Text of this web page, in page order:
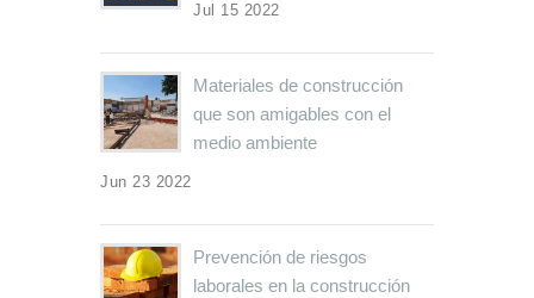
Jul 15 2022
Materiales de construcción
que son amigables con el
medio ambiente
Jun 23 2022
Prevención de riesgos
laborales en la construcción